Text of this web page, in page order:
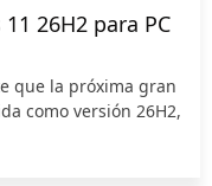
26H2 para PC
que la próxima gran
como versión 26H2,